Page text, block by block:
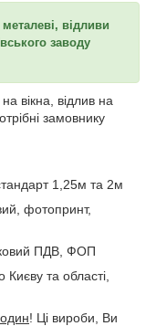
відливи
заводу
вікна, відлив на
замовнику
1,25м та 2м
фотопринт,
ПДВ, ФОП
та області,
! Ці вироби, Ви